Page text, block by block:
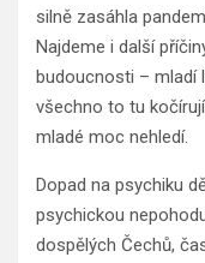
silně zasáhla
Najdeme i další
budoucnosti – mladí
všechno to tu
mladé moc nehledí.
Dopad na psychiku
psychickou
dospělých Čechů,